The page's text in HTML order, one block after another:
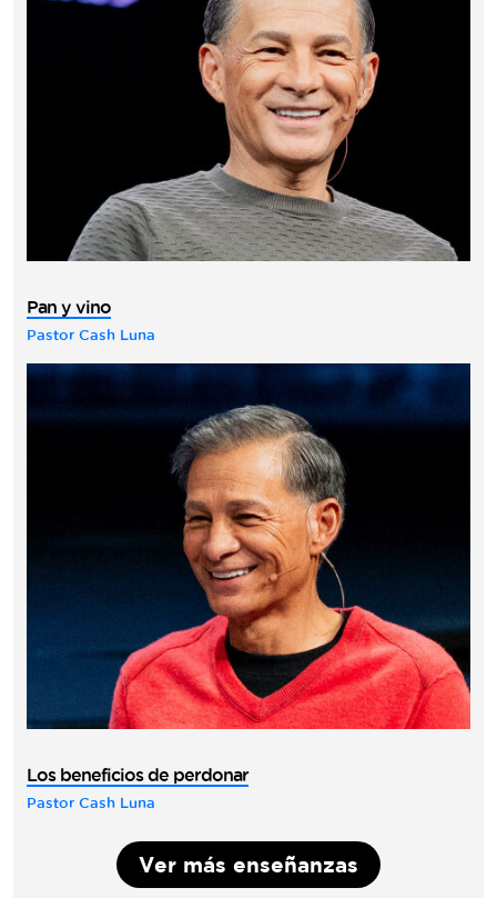
Pan y vino
Pastor Cash Luna
Los beneficios de perdonar
Pastor Cash Luna
Ver más enseñanzas